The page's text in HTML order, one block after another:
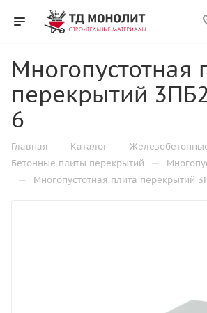
Многопустотная
перекрытий
6
Главная — Каталог —
Бетонные плиты перекрытий —
— Многопустотная плита перекрытий